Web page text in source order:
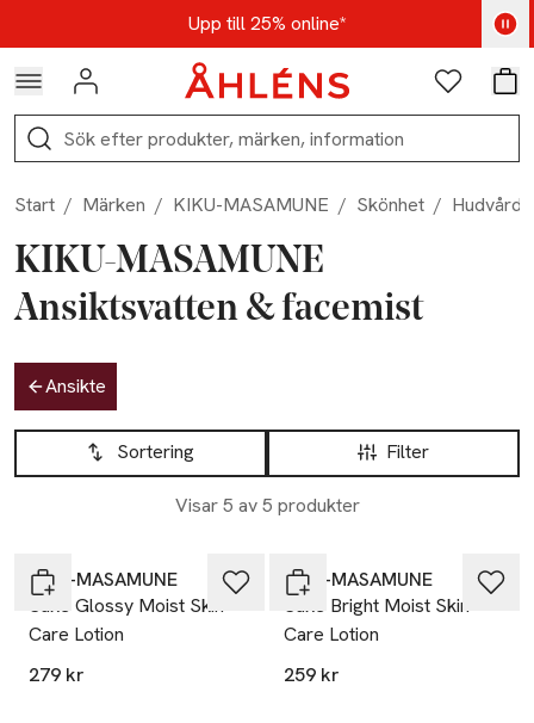
Hoppa till navigationsmenynUpp till 25% online*
Kod: AUG25 - Shoppa nu
Logga in Favoriter
Sök
Start / Märken / KIKU-MASAMUNE / Skönhet / Hudvård
KIKU-MASAMUNE
Ansiktsvatten & facemist
Hoppa till produktsidan
Ansikte
Hoppa till produktsidan
Filter
Sortering
Visar 5 av 5 produkter
Lista över produkter
KIKU-MASAMUNE
Sake Glossy Moist Skin
Care Lotion
279 kr
KIKU-MASAMUNE
Sake Bright Moist Skin
Care Lotion
259 kr